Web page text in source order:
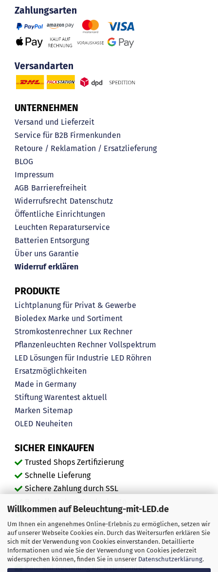
Willkommen auf Beleuchtung-mit-LED.de
Um Ihnen ein angenehmes Online-Erlebnis zu ermöglichen, setzen wir
auf unserer Webseite Cookies ein. Durch das Weitersurfen erklären Sie
sich mit der Verwendung von Cookies einverstanden. Detaillierte
Informationen und wie Sie der Verwendung von Cookies jederzeit
widersprechen können, finden Sie in unserer Datenschutzerklärung.
Zahlungsarten
Versandarten
UNTERNEHMEN
Versand und Lieferzeit
Service für B2B Firmenkunden
Retoure / Reklamation / Ersatzlieferung
BLOG
Impressum
AGB Barrierefreiheit
Widerrufsrecht Datenschutz
Öffentliche Einrichtungen
Leuchten Reparaturservice
Batterien Entsorgung
Über uns Garantie
Widerruf erklären
PRODUKTE
Lichtplanung für Privat & Gewerbe
Bioledex Marke und Sortiment
Stromkostenrechner Lux Rechner
Pflanzenleuchten Rechner Vollspektrum
LED Lösungen für Industrie LED Röhren
Ersatzmöglichkeiten
Made in Germany
Stiftung Warentest aktuell
Marken Sitemap
OLED Neuheiten
SICHER EINKAUFEN
Trusted Shops Zertifizierung
Schnelle Lieferung
Sichere Zahlung durch SSL
20 Jahre Fachservice-Erfahrung
"Ausgezeichnete" Kundenmeinungen
Mehr als 450.000 zufriedene Kunden
Service durch echte Menschen, keine Bots
Kauf auf Rechnung für B2B-Kunden